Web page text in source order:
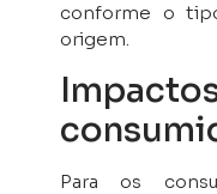
conforme o
origem.
Para os